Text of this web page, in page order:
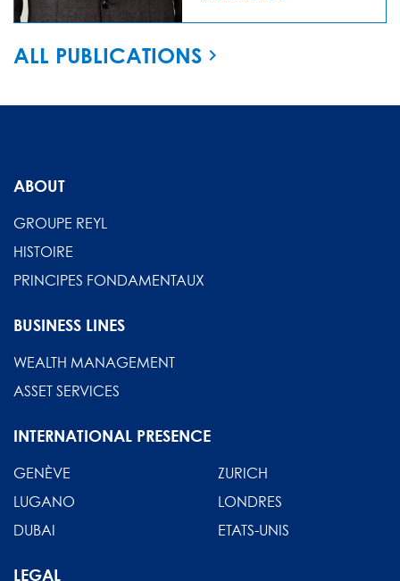
ALL PUBLICATIONS
ABOUT
GROUPE REYL
HISTOIRE
PRINCIPES FONDAMENTAUX
BUSINESS LINES
WEALTH MANAGEMENT
ASSET SERVICES
INTERNATIONAL PRESENCE
GENÈVE
ZURICH
LUGANO
LONDRES
DUBAI
ETATS-UNIS
LEGAL